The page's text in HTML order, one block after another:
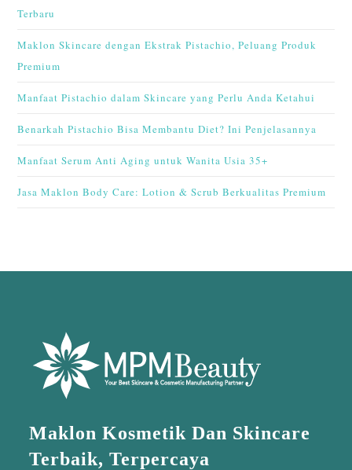
Terbaru
Maklon Skincare dengan Ekstrak Pistachio, Peluang Produk
Premium
Manfaat Pistachio dalam Skincare yang Perlu Anda Ketahui
Benarkah Pistachio Bisa Membantu Diet? Ini Penjelasannya
Manfaat Serum Anti Aging untuk Wanita Usia 35+
Jasa Maklon Body Care: Lotion & Scrub Berkualitas Premium
Maklon Kosmetik Dan Skincare
Terbaik, Terpercaya